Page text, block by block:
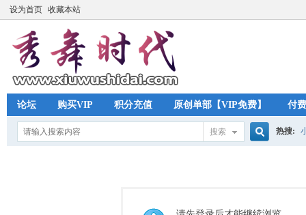
设为首页 收藏本站
论坛 购买VIP 积分充值 原创单部【VIP免费】 付
搜索
索
热搜: